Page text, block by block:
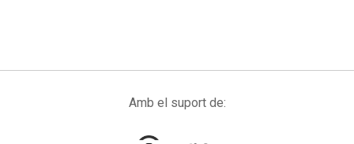
Amb el suport de: